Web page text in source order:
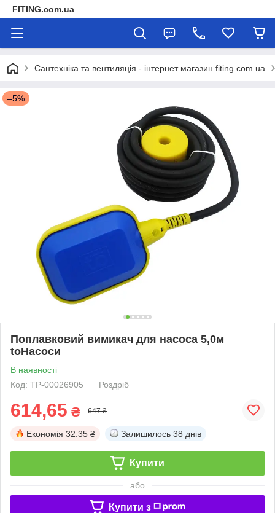
FITING.com.ua
Сантехніка та вентиляція - інтернет магазин fiting.com.ua
–5%
Поплавковий вимикач для насоса 5,0м
toHacocи
В наявності
Код: ТР-00026905
Роздріб
614,65 ₴ 647 ₴
Економія 32.35 ₴ Залишилось 38 днів
Купити
або
Купити з